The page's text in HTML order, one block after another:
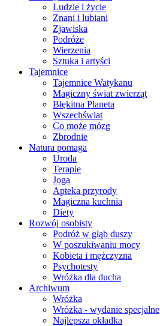
Ludzie i życie
Znani i lubiani
Zjawiska
Podróże
Wierzenia
Sztuka i artyści
Tajemnice
Tajemnice Watykanu
Magiczny świat zwierząt
Błękitna Planeta
Wszechświat
Co może mózg
Zbrodnie
Natura pomaga
Uroda
Terapie
Joga
Apteka przyrody
Magiczna kuchnia
Diety
Rozwój osobisty
Podróż w głąb duszy
W poszukiwaniu mocy
Kobieta i mężczyzna
Psychotesty
Wróżka dla ducha
Archiwum
Wróżka
Wróżka - wydanie specjalne
Najlepsza okładka